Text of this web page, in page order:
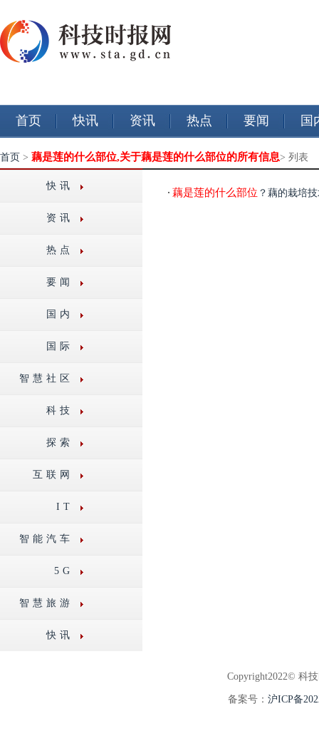
首页 快讯 资讯 热点 要闻 国
首页 > 藕是莲的什么部位,关于藕是莲的什么部位的所有信息> 列表
快讯
资讯
热点
要闻
国内
国际
智慧社区
科技
探索
互联网
IT
智能汽车
5G
智慧旅游
快讯
藕是莲的什么部位 ？藕的栽培
Copyright2022© 科
备案号： 沪ICP备